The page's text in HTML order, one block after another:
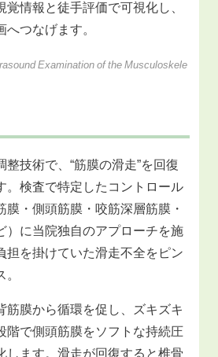
覚情報と徒手評価で可視化し、
つなげます。
Examination of the Musculoskele
技術で、“筋膜の滑走”を回復
。検査で特定したコントロール
膜・側頭筋膜・咬筋深層筋膜・
）に当院独自のアプローチを施
担を掛けていた滑走不全をピン
筋膜から循環を促し、ズキズキ
階で側頭筋膜をソフトな持続圧
します。滑走が回復すると椎骨